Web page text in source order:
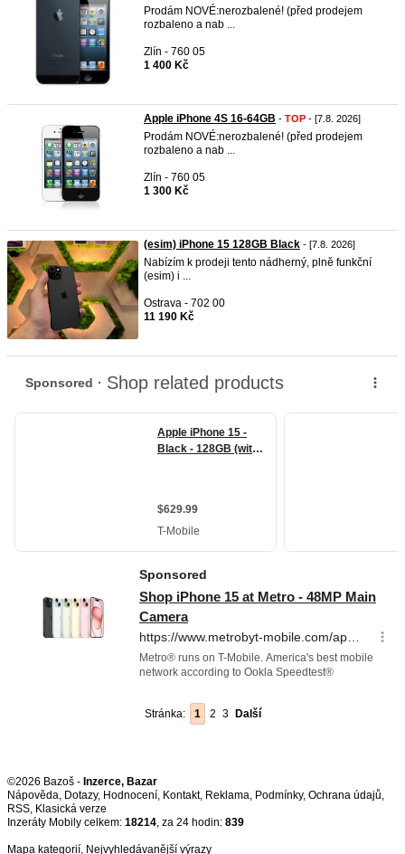
Prodám NOVÉ:nerozbalené! (před prodejem
rozbaleno a nab ...
Zlín - 760 05
1 400 Kč
Apple iPhone 4S 16-64GB - TOP - [7.8. 2026]
Prodám NOVÉ:nerozbalené! (před prodejem
rozbaleno a nab ...
Zlín - 760 05
1 300 Kč
(esim) iPhone 15 128GB Black - [7.8. 2026]
Nabízím k prodeji tento nádherný, plně funkční
(esim) i ...
Ostrava - 702 00
11 190 Kč
Stránka: 1 2 3 Další
©2026 Bazoš - Inzerce, Bazar
Nápověda, Dotazy, Hodnocení, Kontakt, Reklama, Podmínky, Ochrana údajů,
RSS,
Inzeráty Mobily celkem: 18214, za 24 hodin: 839
Mapa kategorií, Nejvyhledávanější výrazy